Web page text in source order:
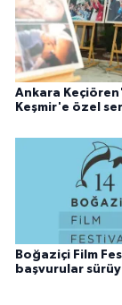
Ankara
Keşmir'e özel
Boğaziçi Film
başvurular